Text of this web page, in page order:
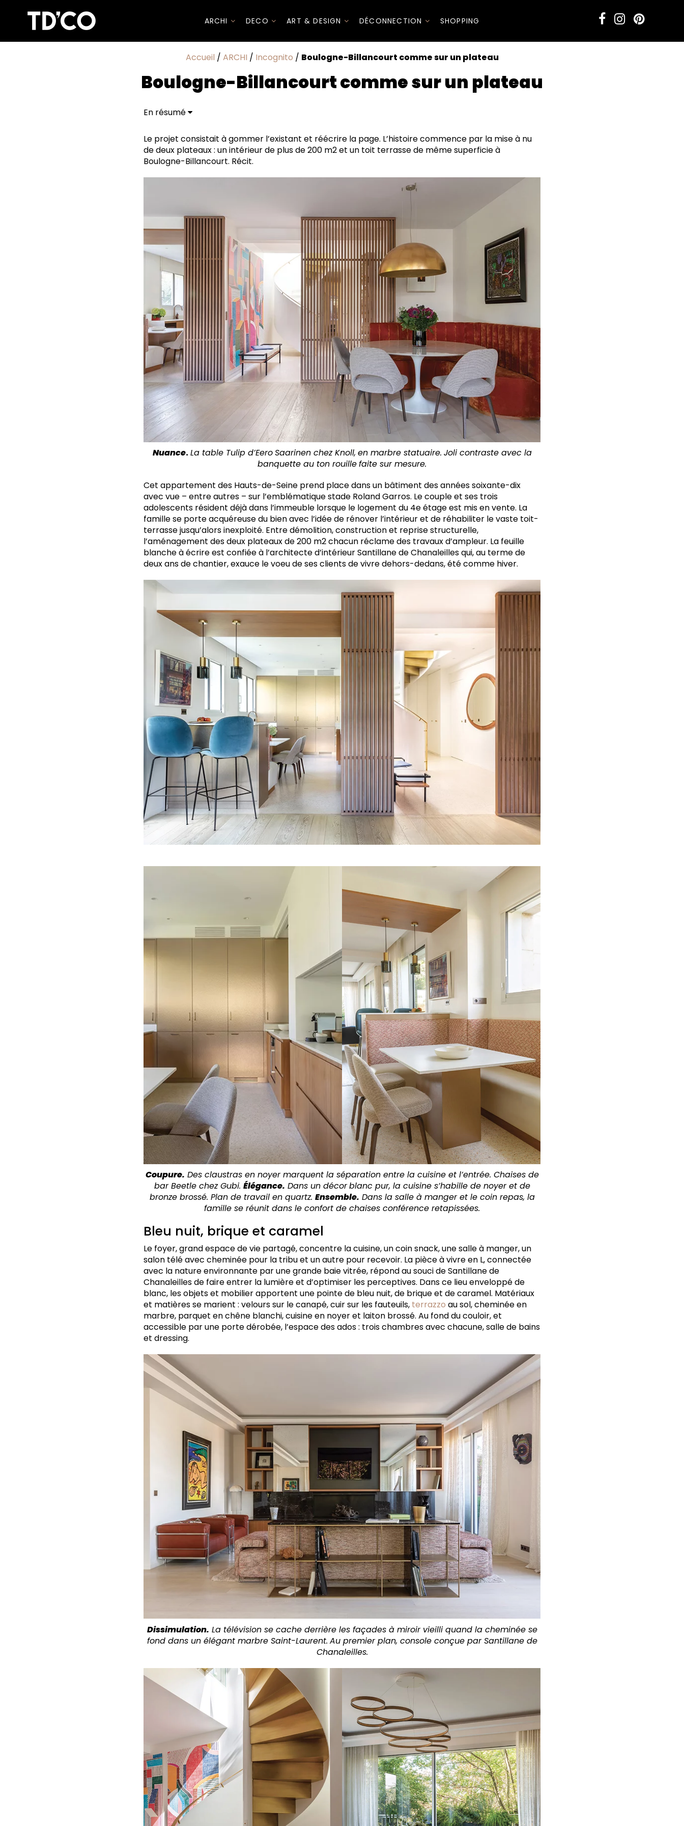
ARCHI DECO ART & DESIGN DÉCONNECTION SHOPPING
Accueil / ARCHI / Incognito / Boulogne-Billancourt comme sur un plateau
Boulogne-Billancourt comme sur un plateau
En résumé
Vivre sur le toit
Le projet consistait à gommer l’existant et réécrire la page. L’histoire commence par la mise à nu
de deux plateaux : un intérieur de plus de 200 m2 et un toit terrasse de même superficie à
Boulogne-Billancourt. Récit.
Nuance.La table Tulip d’EeroSaarinen chez Knoll, en marbre statuaire. Joli contraste avec la
banquette au ton rouillefaite sur mesure.
Cet appartement des Hauts-de-Seine prend place dans un bâtiment des années soixante-dix
avec vue – entre autres – sur l’emblématique stade Roland Garros. Le couple et ses trois
adolescents résident déjà dans l’immeuble lorsque le logement du 4e étage est mis en vente. La
famille se porte acquéreuse du bien avec l’idée de rénover l’intérieur et de réhabiliter le vaste toit-
terrasse jusqu’alors inexploité. Entre démolition, construction et reprise structurelle,
l’aménagement des deux plateaux de 200 m2 chacun réclame des travaux d’ampleur. La feuille
blanche à écrire est confiée à l’architecte d’intérieur Santillane de Chanaleilles qui, au terme de
deux ans de chantier, exauce le voeu de ses clients de vivre dehors-dedans, été comme hiver.
Coupure. Des claustras en noyer marquent la séparation entre la cuisine et l’entrée. Chaises de
bar Beetle chez Gubi. Élégance. Dans un décorblanc pur, la cuisine s’habille de noyer et de
bronze brossé. Plan de travail en quartz. Ensemble. Dans la salle à manger et le coin repas, la
famille se réunit dans le confort de chaises conférence retapissées.
Bleu nuit, brique et caramel
Le foyer, grand espace de vie partagé, concentre la cuisine, un coin snack, une salle à manger, un
salon télé avec cheminée pour la tribu et un autre pour recevoir. La pièce à vivre en L, connectée
avec la nature environnante par une grande baie vitrée, répond au souci de Santillane de
Chanaleilles de faire entrer la lumière et d’optimiser les perceptives. Dans ce lieu enveloppé de
blanc, les objets et mobilier apportent une pointe de bleu nuit, de brique et de caramel. Matériaux
et matières se marient : velours sur le canapé, cuir sur les fauteuils, terrazzo au sol, cheminée en
marbre, parquet en chêne blanchi, cuisine en noyer et laiton brossé. Au fond du couloir, et
accessible par une porte dérobée, l’espace des ados : trois chambres avec chacune, salle de bains
et dressing.
Dissimulation. La télévision se cache derrière les façades à miroir vieilli quand la cheminée se
fond dans un élégant marbre Saint-Laurent. Au premier plan, console conçue par Santillane de
Chanaleilles.